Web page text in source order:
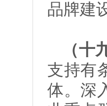
品牌建
（十
支持有
体。深